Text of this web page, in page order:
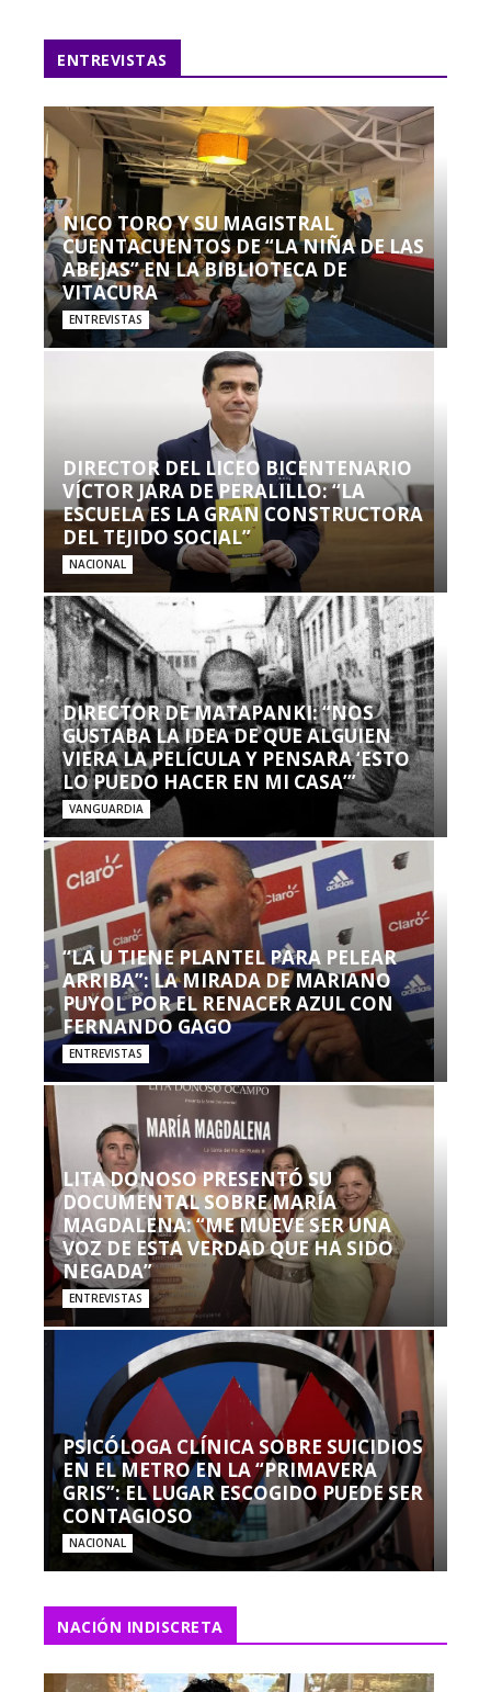
ENTREVISTAS
NICO TORO Y SU MAGISTRAL
CUENTACUENTOS DE “LA NIÑA DE LAS
ABEJAS” EN LA BIBLIOTECA DE
VITACURA
ENTREVISTAS
DIRECTOR DEL LICEO BICENTENARIO
VÍCTOR JARA DE PERALILLO: “LA
ESCUELA ES LA GRAN CONSTRUCTORA
DEL TEJIDO SOCIAL”
NACIONAL
DIRECTOR DE MATAPANKI: “NOS
GUSTABA LA IDEA DE QUE ALGUIEN
VIERA LA PELÍCULA Y PENSARA ‘ESTO
LO PUEDO HACER EN MI CASA’”
VANGUARDIA
“LA U TIENE PLANTEL PARA PELEAR
ARRIBA”: LA MIRADA DE MARIANO
PUYOL POR EL RENACER AZUL CON
FERNANDO GAGO
ENTREVISTAS
LITA DONOSO PRESENTÓ SU
DOCUMENTAL SOBRE MARÍA
MAGDALENA: “ME MUEVE SER UNA
VOZ DE ESTA VERDAD QUE HA SIDO
NEGADA”
ENTREVISTAS
PSICÓLOGA CLÍNICA SOBRE SUICIDIOS
EN EL METRO EN LA “PRIMAVERA
GRIS”: EL LUGAR ESCOGIDO PUEDE SER
CONTAGIOSO
NACIONAL
NACIÓN INDISCRETA